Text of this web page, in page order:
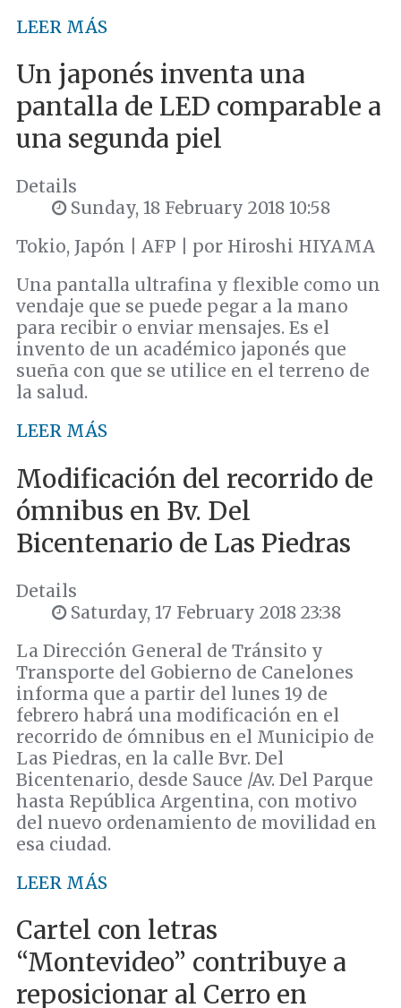
LEER MÁS
Un japonés inventa una
pantalla de LED comparable a
una segunda piel
Details
Sunday, 18 February 2018 10:58
Tokio, Japón | AFP | por Hiroshi HIYAMA
Una pantalla ultrafina y flexible como un
vendaje que se puede pegar a la mano
para recibir o enviar mensajes. Es el
invento de un académico japonés que
sueña con que se utilice en el terreno de
la salud.
LEER MÁS
Modificación del recorrido de
ómnibus en Bv. Del
Bicentenario de Las Piedras
Details
Saturday, 17 February 2018 23:38
La Dirección General de Tránsito y
Transporte del Gobierno de Canelones
informa que a partir del lunes 19 de
febrero habrá una modificación en el
recorrido de ómnibus en el Municipio de
Las Piedras, en la calle Bvr. Del
Bicentenario, desde Sauce /Av. Del Parque
hasta República Argentina, con motivo
del nuevo ordenamiento de movilidad en
esa ciudad.
LEER MÁS
Cartel con letras
“Montevideo” contribuye a
reposicionar al Cerro en